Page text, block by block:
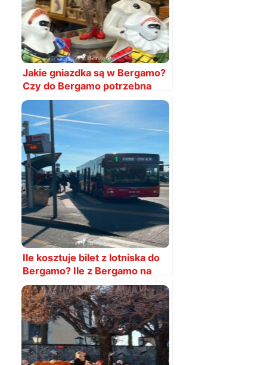
Jakie gniazdka są w Bergamo?
Czy do Bergamo potrzebna
przejściówka?
Ile kosztuje bilet z lotniska do
Bergamo? Ile z Bergamo na
lotnisko?